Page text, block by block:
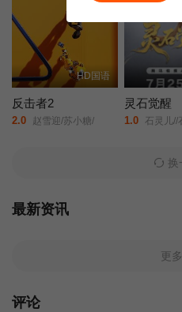
HD国语
反击者2
2.0 赵雪迎/苏小糖/
灵石觉醒
1.0 石灵儿//石矶娘
换
最新资讯
更多
评论